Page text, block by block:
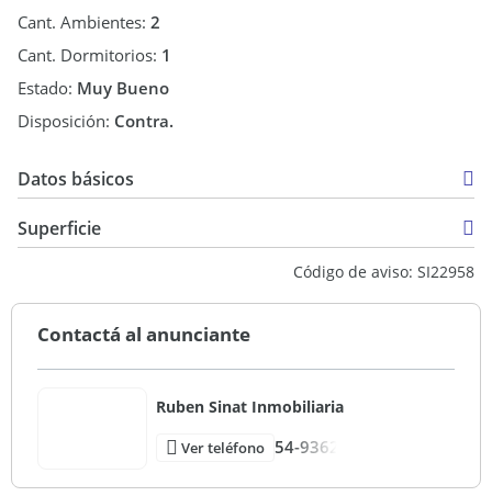
Cant. Ambientes: 2
Cant. Dormitorios: 1
Estado: Muy Bueno
Disposición: Contra.
Datos básicos
USD 60.000
Superficie
Código de aviso: SI22958
Contactá al anunciante
Ruben Sinat Inmobiliaria
Ver teléfono 54-9362